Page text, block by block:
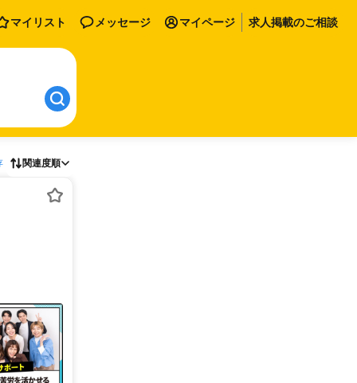
マイリスト メッセージ マイページ 求人掲載のご相談
関連度順